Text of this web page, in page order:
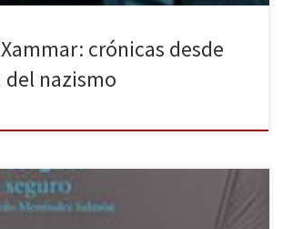
crónicas desde
del nazismo